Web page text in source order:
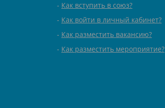
Как вступить в союз?
Как войти в личный кабинет?
Как разместить вакансию?
Как разместить мероприятие?